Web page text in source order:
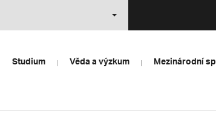
Studium Věda a výzkum Mezinárodní